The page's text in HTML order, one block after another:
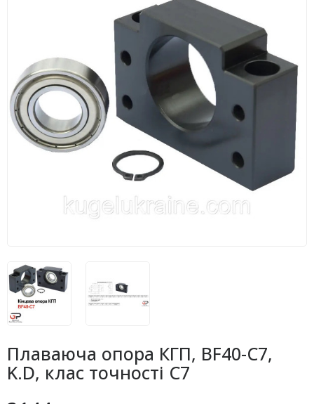
Плаваюча опора КГП, BF40-C7,
K.D, клас точності С7